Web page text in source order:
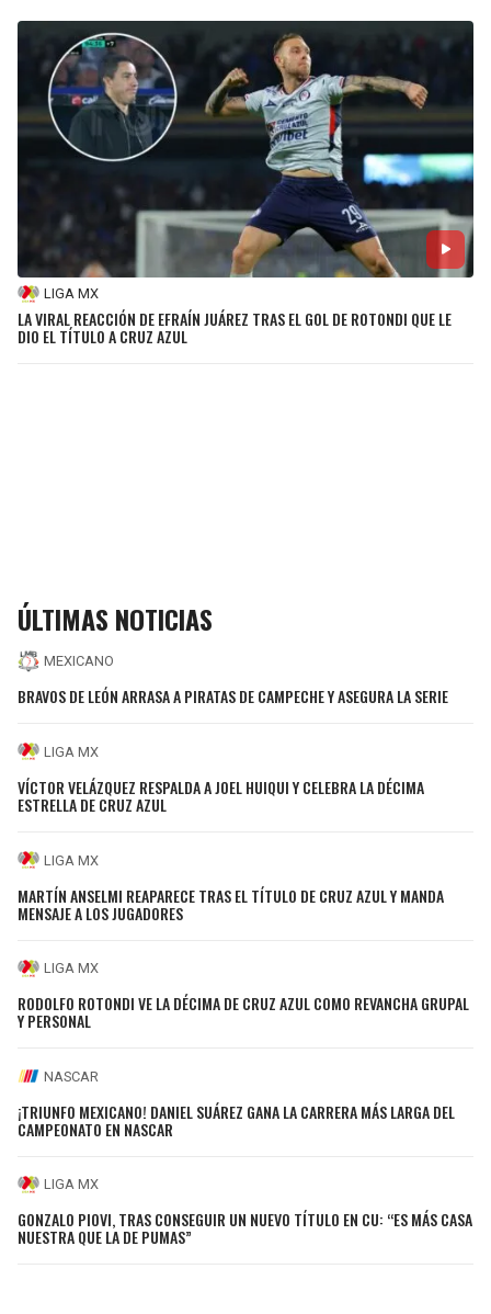
LIGA MX
LA VIRAL REACCIÓN DE EFRAÍN JUÁREZ TRAS EL GOL DE ROTONDI QUE LE
DIO EL TÍTULO A CRUZ AZUL
ÚLTIMAS NOTICIAS
MEXICANO
BRAVOS DE LEÓN ARRASA A PIRATAS DE CAMPECHE Y ASEGURA LA SERIE
LIGA MX
VÍCTOR VELÁZQUEZ RESPALDA A JOEL HUIQUI Y CELEBRA LA DÉCIMA
ESTRELLA DE CRUZ AZUL
LIGA MX
MARTÍN ANSELMI REAPARECE TRAS EL TÍTULO DE CRUZ AZUL Y MANDA
MENSAJE A LOS JUGADORES
LIGA MX
RODOLFO ROTONDI VE LA DÉCIMA DE CRUZ AZUL COMO REVANCHA GRUPAL
Y PERSONAL
NASCAR
¡TRIUNFO MEXICANO! DANIEL SUÁREZ GANA LA CARRERA MÁS LARGA DEL
CAMPEONATO EN NASCAR
LIGA MX
GONZALO PIOVI, TRAS CONSEGUIR UN NUEVO TÍTULO EN CU: “ES MÁS CASA
NUESTRA QUE LA DE PUMAS”